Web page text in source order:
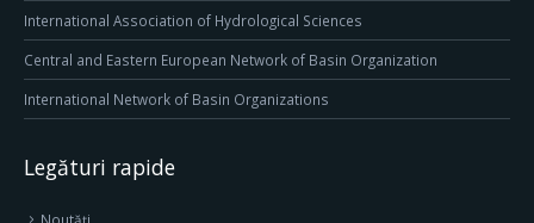
International Association of Hydrological Sciences
Central and Eastern European Network of Basin Organization
International Network of Basin Organizations
Legături rapide
Noutăți